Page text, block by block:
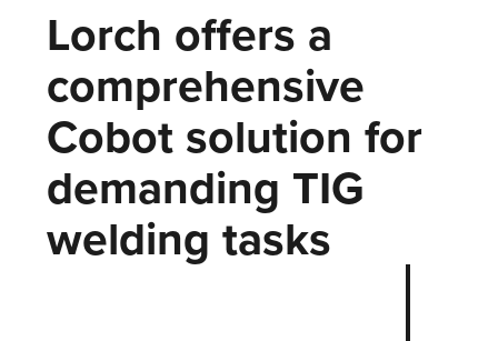
Lorch offers a
comprehensive
Cobot solution for
demanding TIG
welding tasks